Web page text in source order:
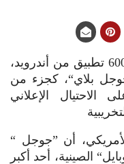
أزالت شركة جوجل ما يقرب من 600 تطبيق من أندرويد،
بلاي“، كجزء من
الإعلاني
أن ”جوجل “
الصينية، أحد أكبر